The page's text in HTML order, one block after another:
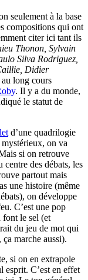
seulement à la base
compositions qui ont
citer ici tant ils
Thonon, Sylvain
Silva Rodriguez,
Didier
long cours
. Il y a du monde,
le statut de
d’une quadrilogie
on va
si on retrouve
centre des débats, les
partout mais
une histoire (même
on développe
C’est une pop
font le sel (et
du jeu de mot qui
marche aussi).
si on en extrapole
esprit. C’est en effet